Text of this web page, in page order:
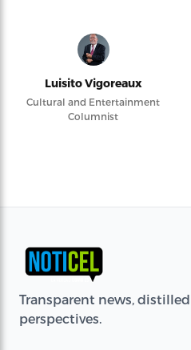
Luisito Vigoreaux
Cultural and Entertainment
Columnist
Transparent news,
perspectives.